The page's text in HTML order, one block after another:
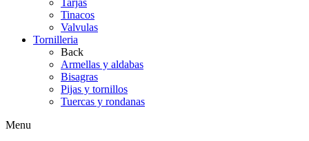
Tarjas
Tinacos
Valvulas
Tornilleria
Back
Armellas y aldabas
Bisagras
Pijas y tornillos
Tuercas y rondanas
Menu